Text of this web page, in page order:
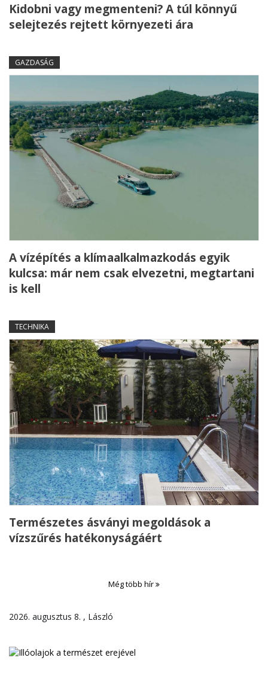
Kidobni vagy megmenteni? A túl könnyű
selejtezés rejtett környezeti ára
GAZDASÁG
A vízépítés a klímaalkalmazkodás egyik
kulcsa: már nem csak elvezetni, megtartani
is kell
TECHNIKA
Természetes ásványi megoldások a
vízszűrés hatékonyságáért
Még több hír
2026. augusztus 8. , László